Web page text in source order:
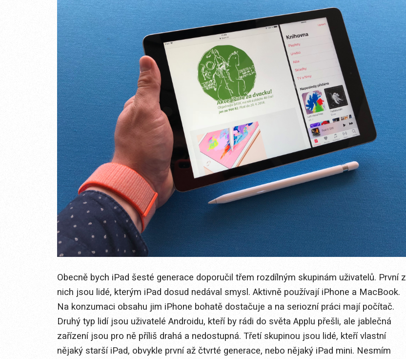
Obecně bych iPad šesté generace doporučil třem rozdílným skupinám uživatelů. První z
nich jsou lidé, kterým iPad dosud nedával smysl. Aktivně používají iPhone a MacBook.
Na konzumaci obsahu jim iPhone bohatě dostačuje a na seriozní práci mají počítač.
Druhý typ lidí jsou uživatelé Androidu, kteří by rádi do světa Applu přešli, ale jablečná
zařízení jsou pro ně příliš drahá a nedostupná. Třetí skupinou jsou lidé, kteří vlastní
nějaký starší iPad, obvykle první až čtvrté generace, nebo nějaký iPad mini. Nesmím